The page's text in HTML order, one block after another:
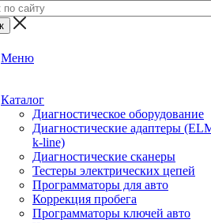
Меню
Каталог
Диагностическое оборудование
Диагностические адаптеры
k-line)
Диагностические сканеры
Тестеры электрических цепей
Программаторы для авто
Коррекция пробега
Программаторы ключей авто